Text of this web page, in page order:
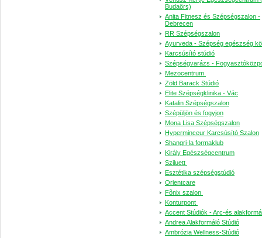
Budaörs)
Anita Fitnesz és Szépségszalon -
Debrecen
RR Szépségszalon
Ayurveda - Szépség egészség
Karcsúsító stúdió
Szépségvarázs -
Mezocentrum
Zöld Barack Stúdió
Elite Szépségklinika - Vác
Katalin Szépségszalon
Szépüljön és fogyjon
Mona Lisa Szépségszalon
Hyperminceur Karcsúsító Szalon
Shangri-la formaklub
Király Egészségcentrum
Sziluett
Esztétika szépségstúdió
Orientcare
Fõnix szalon
Konturpont
Accent Stúdiók - Arc-és
Andrea Alakformáló Stúdió
Ambrózia Wellness-Stúdió